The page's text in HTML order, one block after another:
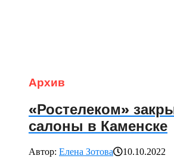
Архив
«Ростелеком»
салоны в Каменске
Автор: Елена Зотова
10.10.2022